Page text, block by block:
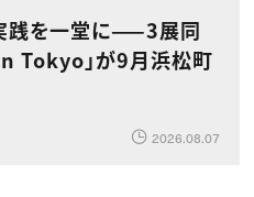
践を一堂に——3展同
Tokyo」が9月浜松町
2026.08.07